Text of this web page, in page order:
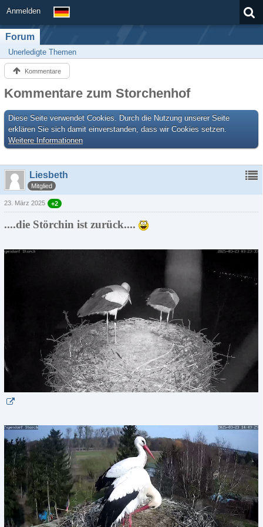
Anmelden
Forum
Unerledigte Themen
Kommentare
Kommentare zum Storchenhof
Diese Seite verwendet Cookies. Durch die Nutzung unserer Seite
erklären Sie sich damit einverstanden, dass wir Cookies setzen.
Weitere Informationen
Liesbeth
Mitglied
23. März 2025 +2
....die Störchin ist zurück....